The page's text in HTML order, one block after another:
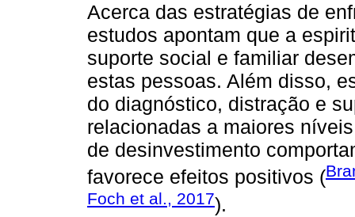
Acerca das estratégias de
estudos apontam que a
suporte social e familiar
estas pessoas. Além disso,
do diagnóstico, distração e
relacionadas a maiores
de desinvestimento
favorece efeitos positivos (
Foch et al., 2017).